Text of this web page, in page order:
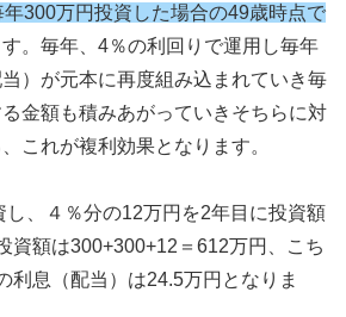
300万円投資した場合の49歳時点で
。毎年、4％の利回りで運用し毎年
）が元本に再度組み込まれていき毎
金額も積みあがっていきそちらに対
これが複利効果となります。
し、４％分の12万円を2年目に投資額
資額は300+300+12＝612万円、こち
利息（配当）は24.5万円となりま